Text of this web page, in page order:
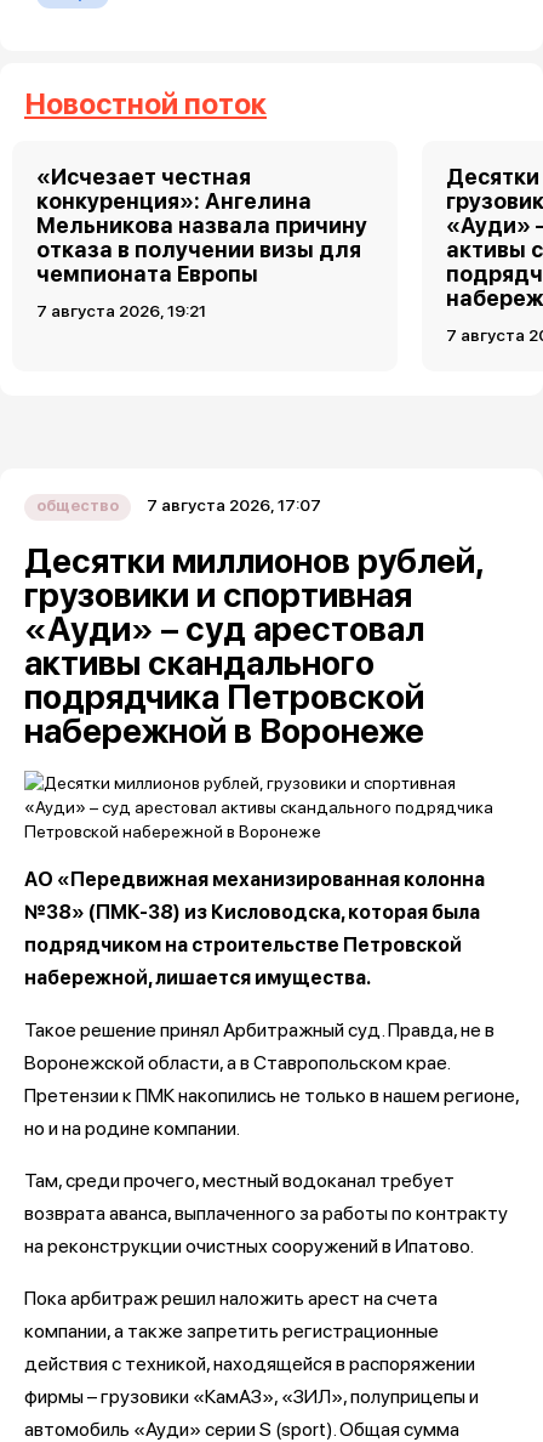
Новостной поток
«Исчезает честная
конкуренция»: Ангелина
Мельникова назвала причину
отказа в получении визы для
чемпионата Европы
7 августа 2026, 19:21
«Ауди»
активы
7 августа
общество 7 августа 2026, 17:07
Десятки миллионов рублей,
грузовики и спортивная
«Ауди» – суд арестовал
активы скандального
подрядчика Петровской
набережной в Воронеже
АО «Передвижная механизированная колонна
№38» (ПМК-38) из Кисловодска, которая была
подрядчиком на строительстве Петровской
набережной, лишается имущества.
Такое решение принял Арбитражный суд. Правда, не в
Воронежской области, а в Ставропольском крае.
Претензии к ПМК накопились не только в нашем регионе,
но и на родине компании.
Там, среди прочего, местный водоканал требует
возврата аванса, выплаченного за работы по контракту
на реконструкции очистных сооружений в Ипатово.
Пока арбитраж решил наложить арест на счета
компании, а также запретить регистрационные
действия с техникой, находящейся в распоряжении
фирмы – грузовики «КамАЗ», «ЗИЛ», полуприцепы и
автомобиль «Ауди» серии S (sport). Общая сумма